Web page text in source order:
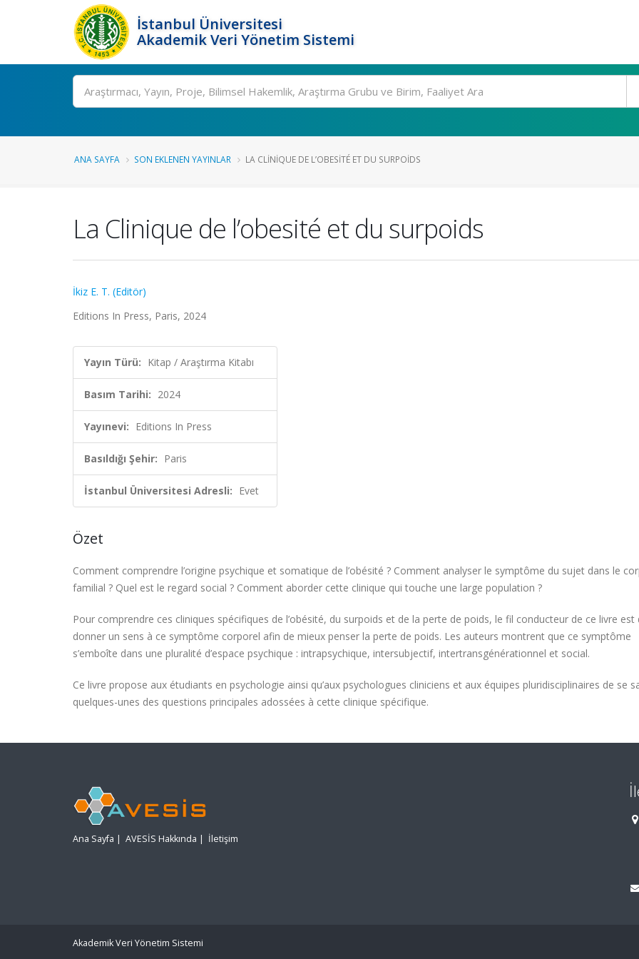
İstanbul Üniversitesi
Akademik Veri Yönetim Sistemi
Ara
ANA SAYFA SON EKLENEN YAYINLAR LA CLINIQUE DE L’OBESITÉ ET DU SURPOIDS
La Clinique de l’obesité et du surpoids
İkiz E. T. (Editör)
Editions In Press, Paris, 2024
Yayın Türü: Kitap / Araştırma Kitabı
Basım Tarihi: 2024
Yayınevi: Editions In Press
Basıldığı Şehir: Paris
İstanbul Üniversitesi Adresli: Evet
Özet
Comment comprendre l’origine psychique et somatique de l’obésité ? Comment analyser le symptôme du sujet dans le
familial ? Quel est le regard social ? Comment aborder cette clinique qui touche une large population ?
Pour comprendre ces cliniques spécifiques de l’obésité, du surpoids et de la perte de poids, le fil conducteur de ce livre est
donner un sens à ce symptôme corporel afin de mieux penser la perte de poids. Les auteurs montrent que ce symptôme
s’emboîte dans une pluralité d’espace psychique : intrapsychique, intersubjectif, intertransgénérationnel et social.
Ce livre propose aux étudiants en psychologie ainsi qu’aux psychologues cliniciens et aux équipes pluridisciplinaires de se
quelques-unes des questions principales adossées à cette clinique spécifique.
Ana Sayfa | AVESİS Hakkında | İletişim
Akademik Veri Yönetim Sistemi